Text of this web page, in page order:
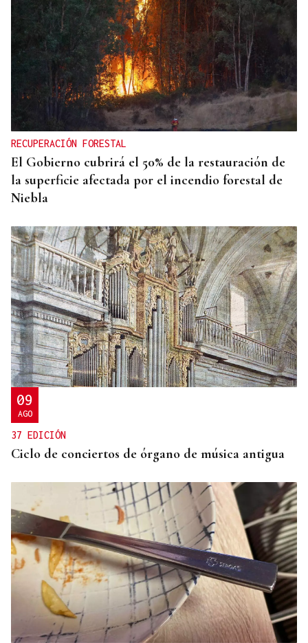
INCENDIO URBANO
El incendio de un colchón en Sada obliga a
ingresar a dos personas
RECUPERACIÓN FORESTAL
El Gobierno cubrirá el 50% de la restauración de
la superficie afectada por el incendio forestal de
Niebla
09
AGO
37 EDICIÓN
Ciclo de conciertos de órgano de música antigua